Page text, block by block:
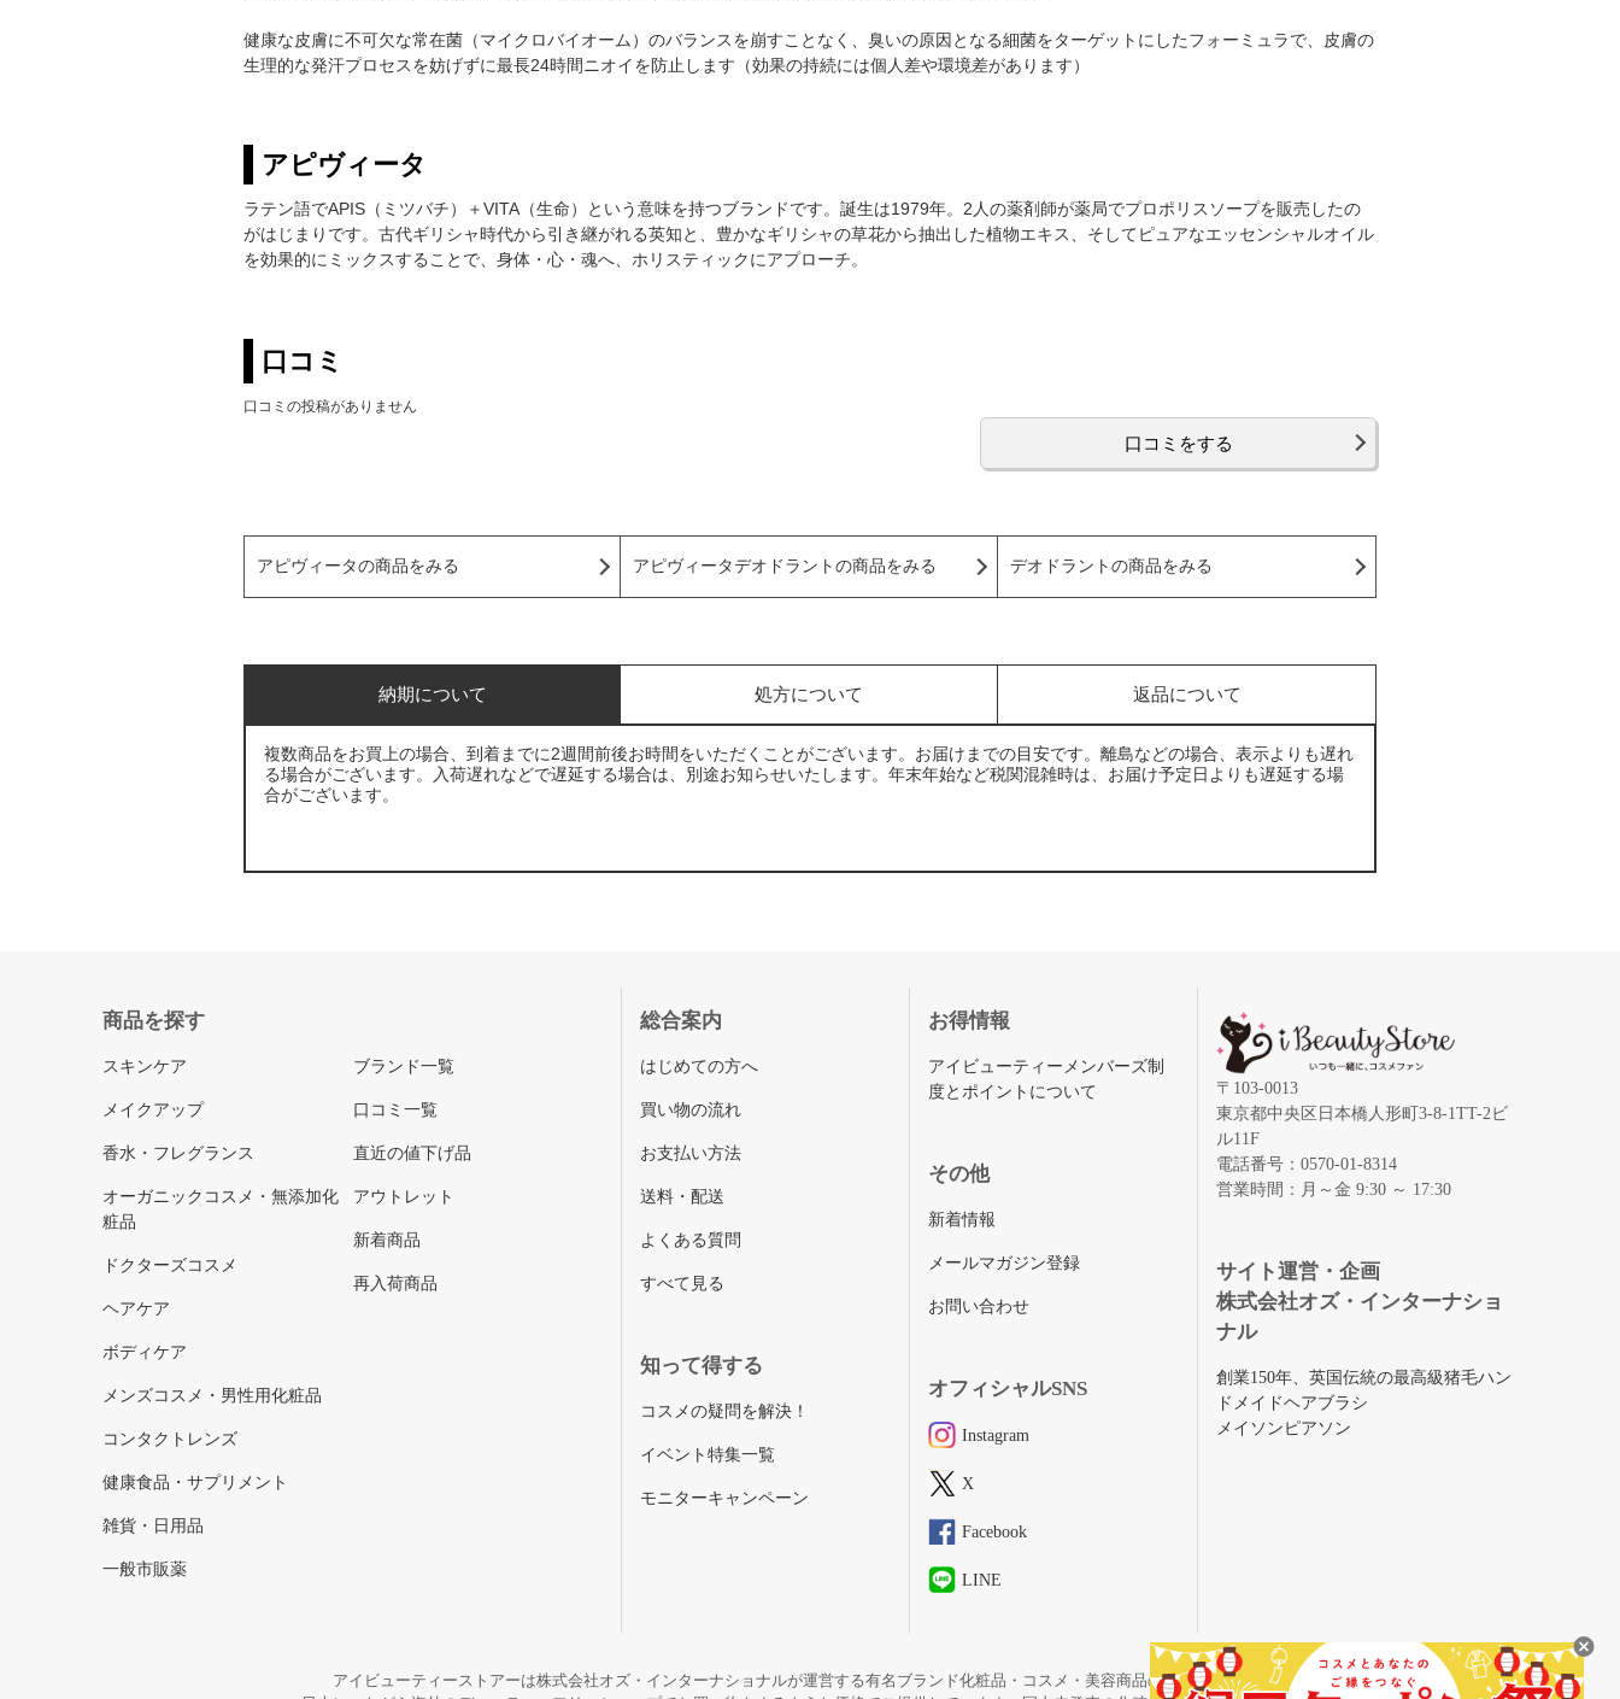
健康な皮膚に不可欠な常在菌（マイクロバイオーム）のバランスを崩すことなく、臭いの原因となる細菌をターゲットにしたフォーミュラで、皮膚の
生理的な発汗プロセスを妨げずに最長24時間ニオイを防止します（効果の持続には個人差や環境差があります）
アピヴィータ
ラテン語でAPIS（ミツバチ）＋VITA（生命）という意味を持つブランドです。誕生は1979年。2人の薬剤師が薬局でプロポリスソープを販売したの
がはじまりです。古代ギリシャ時代から引き継がれる英知と、豊かなギリシャの草花から抽出した植物エキス、そしてピュアなエッセンシャルオイル
を効果的にミックスすることで、身体・心・魂へ、ホリスティックにアプローチ。
口コミ
口コミの投稿がありません
口コミをする
アピヴィータの商品をみる アピヴィータデオドラントの商品をみる デオドラントの商品をみる
納期について 処方について 返品について
複数商品をお買上の場合、到着までに2週間前後お時間をいただくことがございます。お届けまでの目安です。離島などの場合、表示よりも遅れ
る場合がございます。入荷遅れなどで遅延する場合は、別途お知らせいたします。年末年始など税関混雑時は、お届け予定日よりも遅延する場
合がございます。
商品を探す
スキンケア
メイクアップ
香水・フレグランス
オーガニックコスメ・無添加化
粧品
ドクターズコスメ
ヘアケア
ボディケア
メンズコスメ・男性用化粧品
コンタクトレンズ
健康食品・サプリメント
雑貨・日用品
一般市販薬
ブランド一覧
口コミ一覧
直近の値下げ品
アウトレット
新着商品
再入荷商品
総合案内
はじめての方へ
買い物の流れ
お支払い方法
送料・配送
よくある質問
すべて見る
知って得する
コスメの疑問を解決！
イベント特集一覧
モニターキャンペーン
お得情報
アイビューティーメンバーズ制
度とポイントについて
その他
新着情報
メールマガジン登録
お問い合わせ
オフィシャルSNS
Instagram
X
Facebook
LINE
〒103-0013
東京都中央区日本橋人形町3-8-1TT-2ビ
ル11F
電話番号：0570-01-8314
営業時間：月～金 9:30 ～ 17:30
サイト運営・企画
株式会社オズ・インターナショ
ナル
創業150年、英国伝統の最高級猪毛ハン
ドメイドヘアブラシ
メイソンピアソン
アイビューティーストアーは株式会社オズ・インターナショナルが運営する有名ブランド化粧品・コスメ・美容商品の通販サイトです。